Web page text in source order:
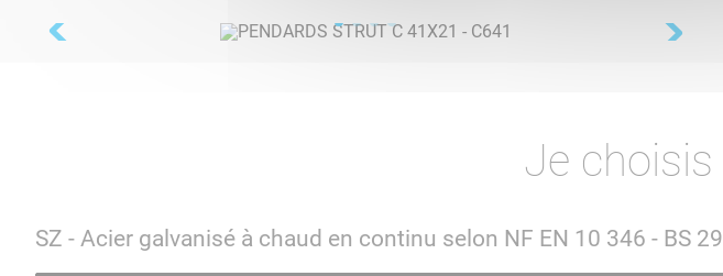
Je
SZ - Acier galvanisé à chaud en continu selon NF EN 10 346 - BS